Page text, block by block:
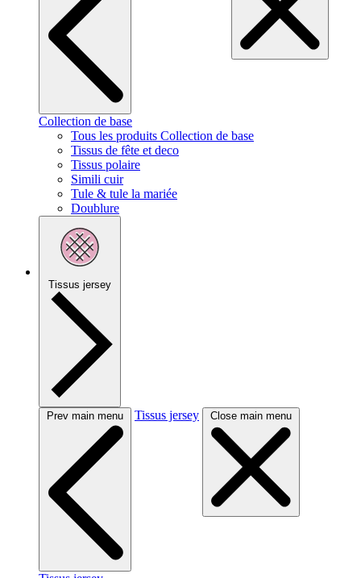
Collection de base
Tous les produits Collection de base
Tissus de fête et deco
Tissus polaire
Simili cuir
Tule & tule la mariée
Doublure
Tissus jersey
Prev main menu Tissus jersey Close main menu